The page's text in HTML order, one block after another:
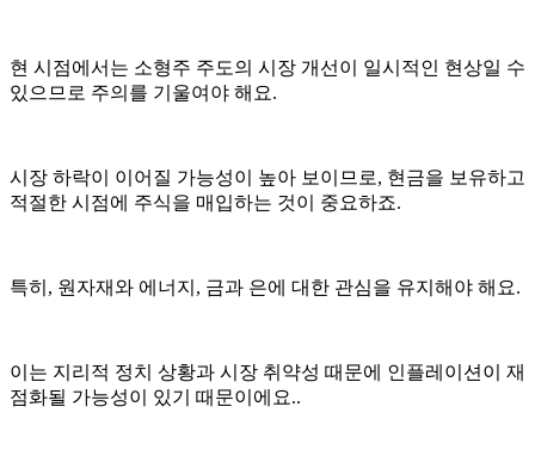
현 시점에서는 소형주 주도의 시장 개선이 일시적인 현상일 수
있으므로 주의를 기울여야 해요.
시장 하락이 이어질 가능성이 높아 보이므로, 현금을 보유하고
적절한 시점에 주식을 매입하는 것이 중요하죠.
특히, 원자재와 에너지, 금과 은에 대한 관심을 유지해야 해요.
이는 지리적 정치 상황과 시장 취약성 때문에 인플레이션이 재
점화될 가능성이 있기 때문이에요..